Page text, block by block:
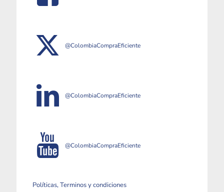
@ColombiaCompraEficiente
@ColombiaCompraEficiente
@ColombiaCompraEficiente
Políticas, Terminos y condiciones